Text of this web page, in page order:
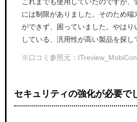
には制限がありました。そのため端
ができず、困っていました。やはり
している、汎用性が高い製品を探し
※口コミ参照元：
セキュリティの強化が必要で